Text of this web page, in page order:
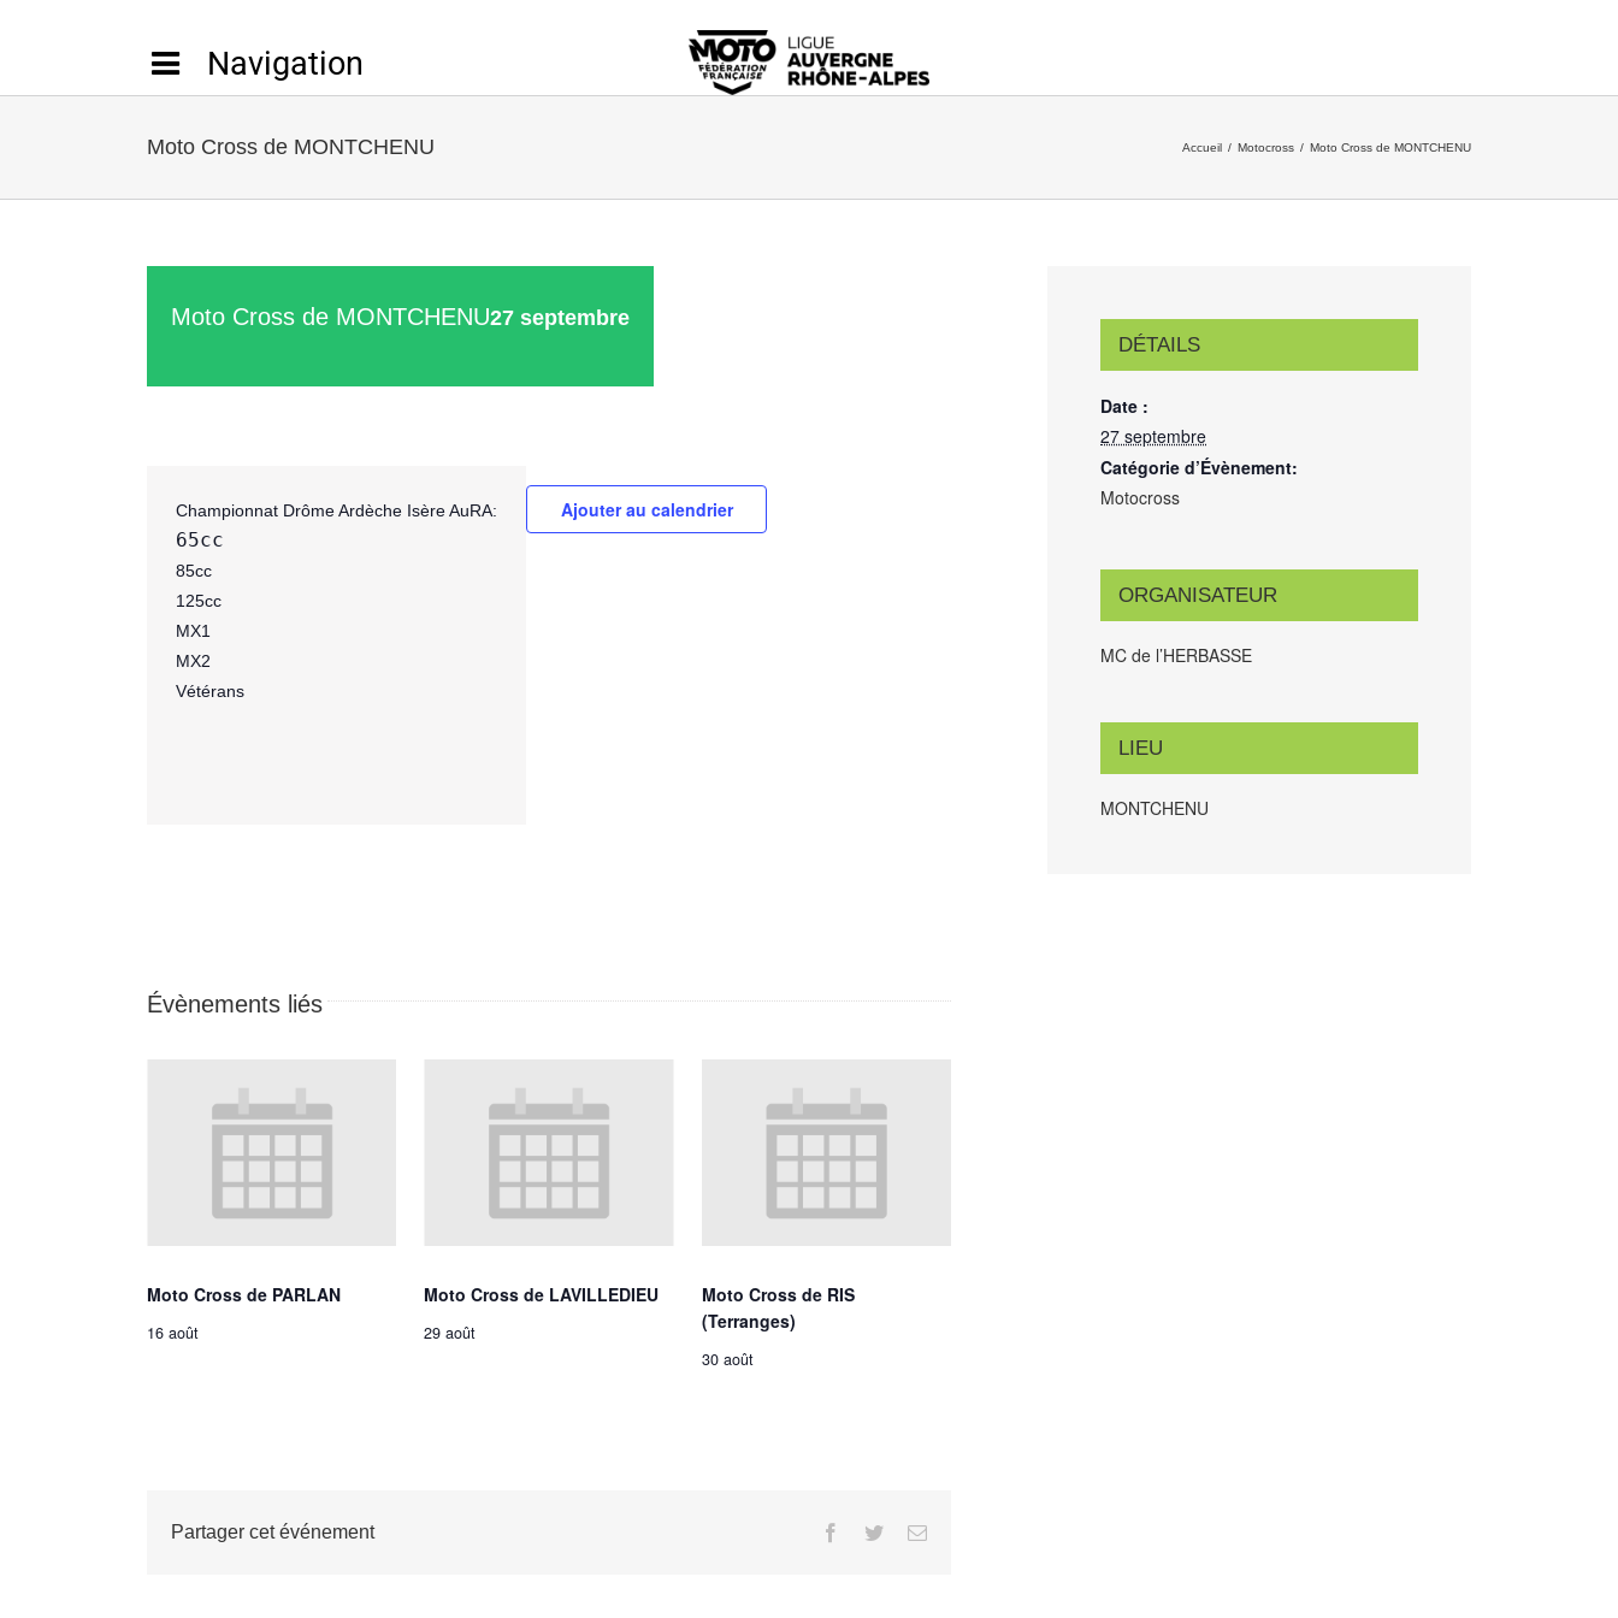
Moto Cross de MONTCHENU Accueil / Motocross / Moto Cross de MONTCHENU
Moto Cross de MONTCHENU27 septembre
125cc
MX1
MX2
Vétérans
Ajouter au calendrier
Évènements liés
Moto Cross de PARLAN
16 août
Moto Cross de LAVILLEDIEU
29 août
Moto Cross de RIS
(Terranges)
30 août
Partager cet événement Facebook
TwitterEmail
DÉTAILS
Date :
27 septembre
Catégorie d’Évènement:
Motocross
ORGANISATEUR
MC de l’HERBASSE
LIEU
MONTCHENU